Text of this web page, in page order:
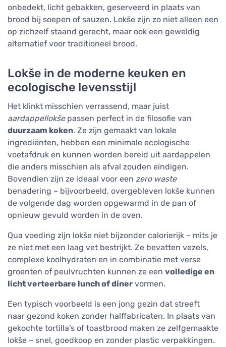
onbedekt, licht gebakken, geserveerd in plaats van
brood bij soepen of sauzen. Lokše zijn zo niet alleen een
op zichzelf staand gerecht, maar ook een geweldig
alternatief voor traditioneel brood.
Lokše in de moderne keuken en
ecologische levensstijl
Het klinkt misschien verrassend, maar juist
aardappellokšepassen perfect in de filosofie van
duurzaam koken. Ze zijn gemaakt van lokale
ingrediënten, hebben een minimale ecologische
voetafdruk en kunnen worden bereid uit aardappelen
die anders misschien als afval zouden eindigen.
Bovendien zijn ze ideaal voor een zero waste
benadering – bijvoorbeeld, overgebleven lokše kunnen
de volgende dag worden opgewarmd in de pan of
opnieuw gevuld worden in de oven.
Qua voeding zijn lokše niet bijzonder calorierijk – mits je
ze niet met een laag vet bestrijkt. Ze bevatten vezels,
complexe koolhydraten en in combinatie met verse
groenten of peulvruchten kunnen ze een volledige en
licht verteerbare lunch of diner vormen.
Een typisch voorbeeld is een jong gezin dat streeft
naar gezond koken zonder halffabricaten. In plaats van
gekochte tortilla's of toastbrood maken ze zelfgemaakte
lokše – snel, goedkoop en zonder plastic verpakkingen.